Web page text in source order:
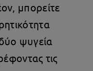
μπορείτε
ψυγεία
τις